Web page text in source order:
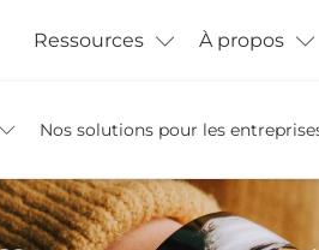
Ressources À propos
Nos solutions pour les